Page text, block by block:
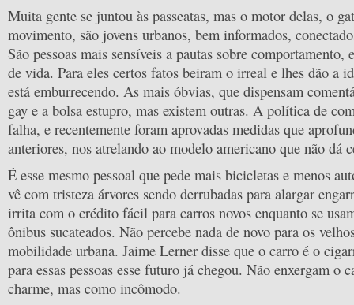
Muita gente se juntou às passeatas, mas o motor delas, o
movimento, são jovens urbanos, bem informados,
São pessoas mais sensíveis a pautas sobre comportamento,
de vida. Para eles certos fatos beiram o irreal e lhes dão a
está emburrecendo. As mais óbvias, que dispensam
gay e a bolsa estupro, mas existem outras. A política de
falha, e recentemente foram aprovadas medidas que
anteriores, nos atrelando ao modelo americano que não dá
É esse mesmo pessoal que pede mais bicicletas e menos
vê com tristeza árvores sendo derrubadas para alargar
irrita com o crédito fácil para carros novos enquanto se
ônibus sucateados. Não percebe nada de novo para os
mobilidade urbana. Jaime Lerner disse que o carro é o
para essas pessoas esse futuro já chegou. Não enxergam o
charme, mas como incômodo.